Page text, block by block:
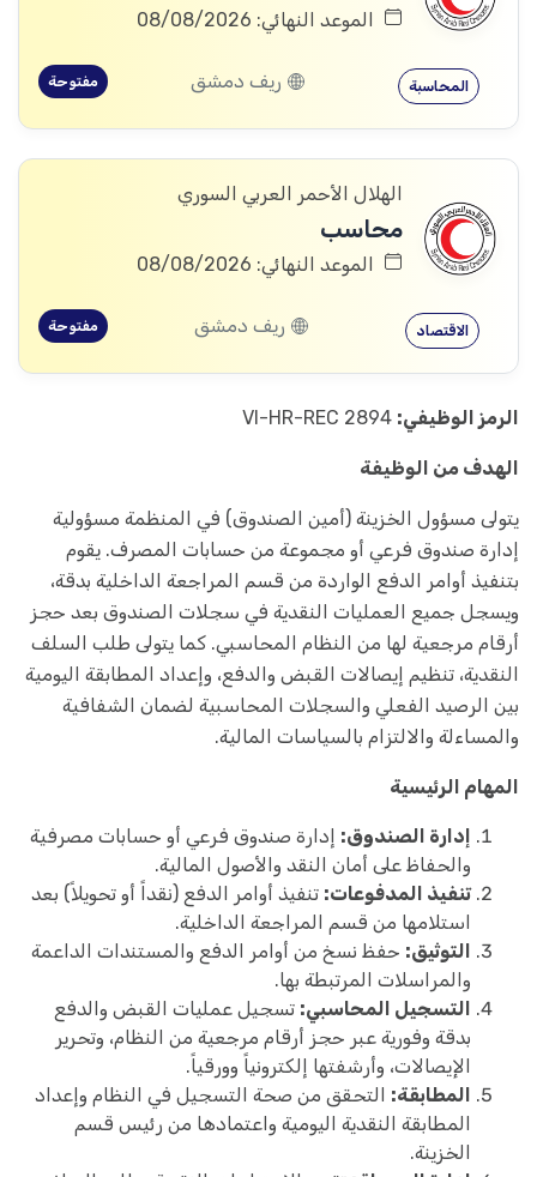
الموعد النهائي: 08/08/2026
المحاسبة ريف دمشق مفتوحة
الهلال الأحمر العربي السوري
محاسب
الموعد النهائي: 08/08/2026
الاقتصاد ريف دمشق مفتوحة
الرمز الوظيفي:
الهدف من الوظيفة
يتولى مسؤول الخزينة (أمين الصندوق) في المنظمة مسؤولية
إدارة صندوق فرعي أو مجموعة من حسابات المصرف. يقوم
بتنفيذ أوامر الدفع الواردة من قسم المراجعة الداخلية بدقة،
ويسجل جميع العمليات النقدية في سجلات الصندوق بعد حجز
أرقام مرجعية لها من النظام المحاسبي. كما يتولى طلب السلف
النقدية، تنظيم إيصالات القبض والدفع، وإعداد المطابقة اليومية
بين الرصيد الفعلي والسجلات المحاسبية لضمان الشفافية
والمساءلة والالتزام بالسياسات المالية.
المهام الرئيسية
إدارة الصندوق: إدارة صندوق فرعي أو حسابات مصرفية
والحفاظ على أمان النقد والأصول المالية.
تنفيذ المدفوعات: تنفيذ أوامر الدفع (نقداً أو تحويلاً) بعد
استلامها من قسم المراجعة الداخلية.
التوثيق: حفظ نسخ من أوامر الدفع والمستندات الداعمة
والمراسلات المرتبطة بها.
التسجيل المحاسبي: تسجيل عمليات القبض والدفع
بدقة وفورية عبر حجز أرقام مرجعية من النظام، وتحرير
الإيصالات، وأرشفتها إلكترونياً وورقياً.
المطابقة: التحقق من صحة التسجيل في النظام وإعداد
المطابقة النقدية اليومية واعتمادها من رئيس قسم
الخزينة.